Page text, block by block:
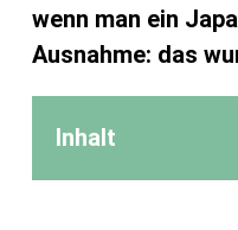
wenn man ein
Ausnahme: das
Inhalt